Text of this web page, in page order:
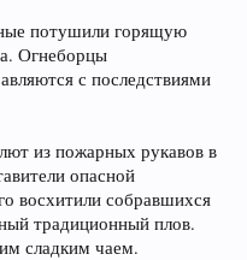
потушили горящую
Огнеборцы
с последствиями
из пожарных рукавов в
опасной
восхитили собравшихся
традиционный плов.
сладким чаем.